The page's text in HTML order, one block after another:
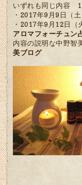
いずれも同じ内容 1
・2017年9月9日（
・2017年9月12日（
アロマフォーチュン
内容の説明な中野智
美ブログ